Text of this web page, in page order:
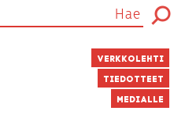
Verkkolehti
Tiedotteet
Medialle